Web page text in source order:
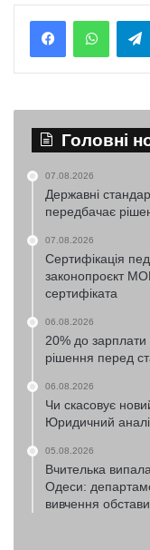
Головні
07.08.2026
Державні
передбачає
07.08.2026
Сертифікація
законопроєкт
сертифіката
06.08.2026
20% до зарплати
рішення перед
06.08.2026
Чи скасовує
Юридичний
05.08.2026
Вчителька
Одеси:
вивчення